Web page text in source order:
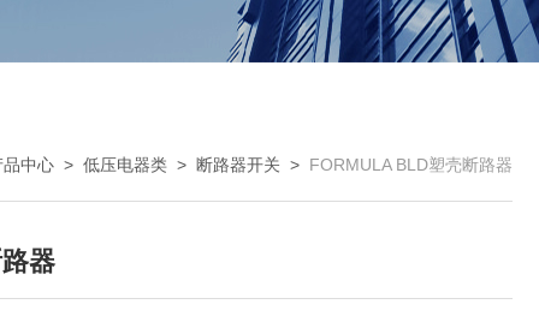
品中心 > 低压电器类 > 断路器开关 > FORMULA BLD塑壳断路器
器